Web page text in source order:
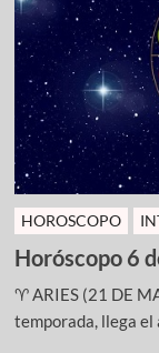
HOROSCOPO
Horóscopo 6
♈ ARIES (21 DE
temporada, llega el